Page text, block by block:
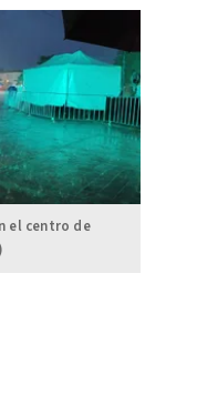
el centro de